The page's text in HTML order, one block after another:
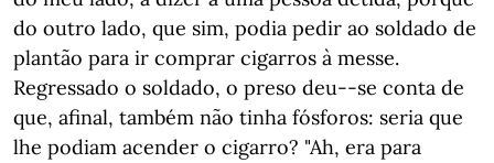
do outro lado, que sim, podia pedir ao soldado de
plantão para ir comprar cigarros à messe.
Regressado o soldado, o preso deu--se conta de
que, afinal, também não tinha fósforos: seria que
lhe podiam acender o cigarro? "Ah, era para